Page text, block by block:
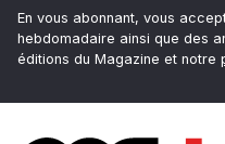
En vous abonnant, vous
hebdomadaire ainsi que des
éditions du Magazine et notre